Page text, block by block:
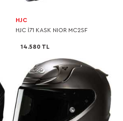
HJC
HJC I71 KASK NIOR MC2SF
14.580 TL